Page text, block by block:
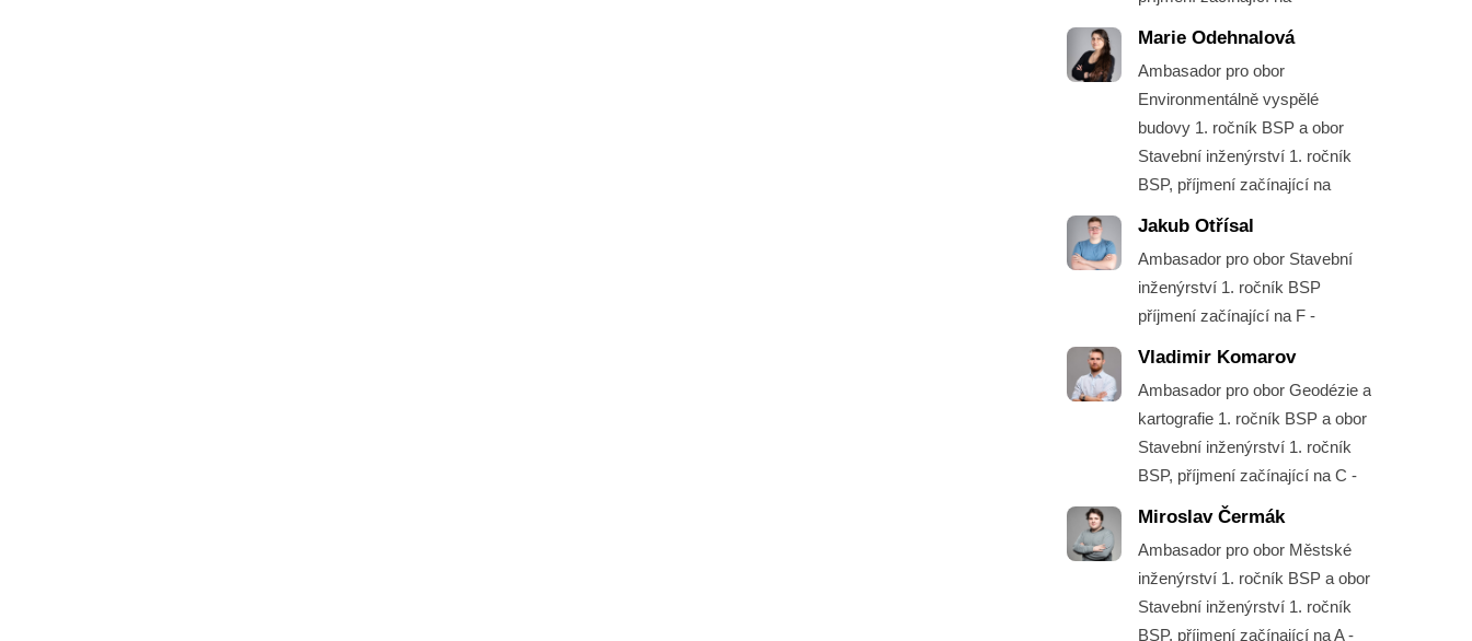
Marie Odehnalová
Ambasador pro obor
Environmentálně vyspělé
budovy 1. ročník BSP a obor
Stavební inženýrství 1. ročník
BSP, příjmení začínající na
Jakub Otřísal
Ambasador pro obor Stavební
inženýrství 1. ročník BSP
příjmení začínající na F -
Vladimir Komarov
Ambasador pro obor Geodézie a
kartografie 1. ročník BSP a obor
Stavební inženýrství 1. ročník
BSP, příjmení začínající na C -
Miroslav Čermák
Ambasador pro obor Městské
inženýrství 1. ročník BSP a obor
Stavební inženýrství 1. ročník
BSP, příjmení začínající na A -